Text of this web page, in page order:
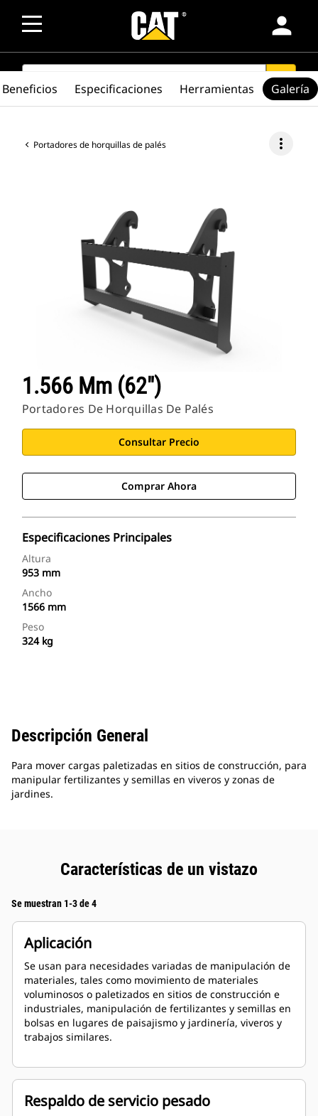
person
SEARCH search
Portadores de horquillas de palés more_vert
1.566 Mm (62")
Portadores De Horquillas De Palés
Consultar Precio
Comprar Ahora
Especificaciones Principales
Altura
953 mm
Ancho
1566 mm
Peso
324 kg
Beneficios Especificaciones Herramientas Galería
Descripción General
Para mover cargas paletizadas en sitios de construcción, para
manipular fertilizantes y semillas en viveros y zonas de
jardines.
Características de un vistazo
Se muestran 1-3 de 4
Aplicación
Se usan para necesidades variadas de manipulación de
materiales, tales como movimiento de materiales
voluminosos o paletizados en sitios de construcción e
industriales, manipulación de fertilizantes y semillas en
bolsas en lugares de paisajismo y jardinería, viveros y
trabajos similares.
Respaldo de servicio pesado